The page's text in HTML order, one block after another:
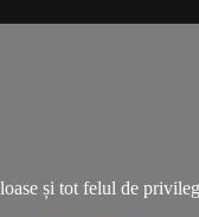
și tot felul de